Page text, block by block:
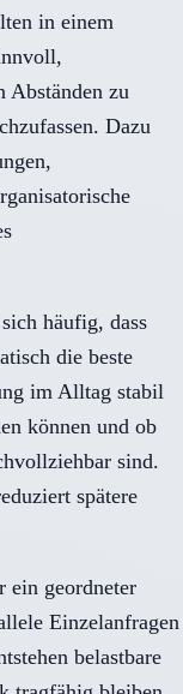
in einem
Abständen zu
Dazu
häufig, dass
die beste
im Alltag stabil
können und ob
sind.
spätere
ein geordneter
Einzelanfragen
belastbare